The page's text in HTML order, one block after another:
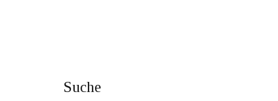
Suche